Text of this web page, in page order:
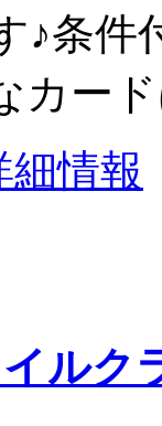
♪条件
カー
細情報
ルク